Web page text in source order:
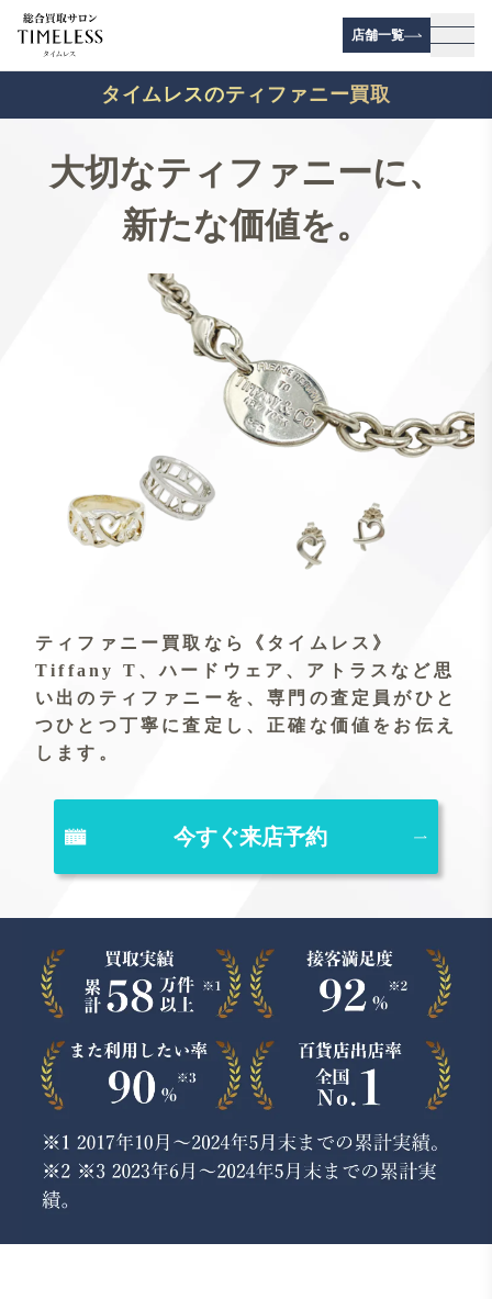
店舗一覧
メニ
タイムレスのティファニー買取
大切なティファニーに、
新たな価値を。
ティファニー買取なら《タイムレス》
Tiffany T、ハードウェア、アトラスなど思
い出のティファニーを、専門の査定員がひと
つひとつ丁寧に査定し、正確な価値をお伝え
します。
今すぐ来店予約